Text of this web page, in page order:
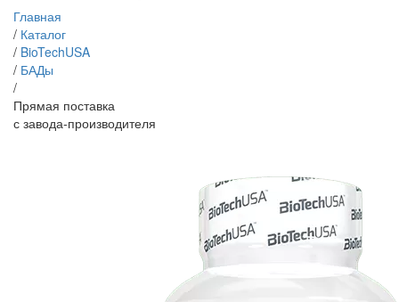
Главная
/ Каталог
/ BioTechUSA
/ БАДы
/
Прямая поставка
с завода-производителя